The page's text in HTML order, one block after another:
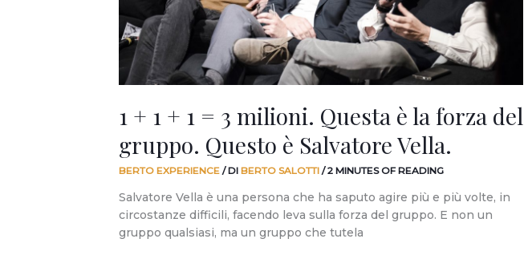
1 + 1 + 1 = 3 milioni. Questa è la forza del
gruppo. Questo è Salvatore Vella.
BERTO EXPERIENCE / DI BERTO SALOTTI /2 MINUTES OF READING
Salvatore Vella è una persona che ha saputo agire più e più volte, in
circostanze difficili, facendo leva sulla forza del gruppo. E non un
gruppo qualsiasi, ma un gruppo che tutela
la
forza
del
Questo
è
Salvatore
Vella.